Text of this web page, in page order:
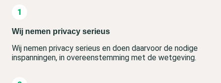
Wij nemen privacy serieus
Wij nemen privacy serieus en doen daarvoor de nodige
inspanningen, in overeenstemming met de wetgeving.